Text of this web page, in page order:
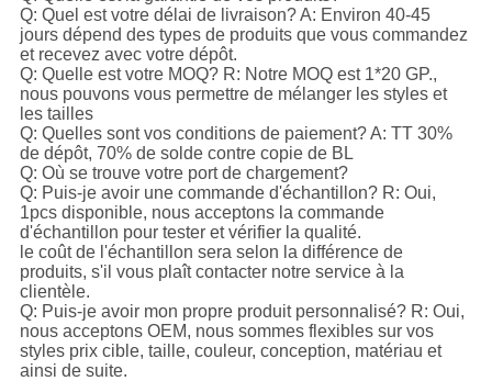
Q: Quel est votre délai de livraison? A: Environ 40-45
jours dépend des types de produits que vous commandez
et recevez avec votre dépôt.
Q: Quelle est votre MOQ? R: Notre MOQ est 1*20 GP.,
nous pouvons vous permettre de mélanger les styles et
les tailles
Q: Quelles sont vos conditions de paiement? A: TT 30%
de dépôt, 70% de solde contre copie de BL
Q: Où se trouve votre port de chargement?
Q: Puis-je avoir une commande d'échantillon? R: Oui,
1pcs disponible, nous acceptons la commande
d'échantillon pour tester et vérifier la qualité.
le coût de l'échantillon sera selon la différence de
produits, s'il vous plaît contacter notre service à la
clientèle.
Q: Puis-je avoir mon propre produit personnalisé? R: Oui,
nous acceptons OEM, nous sommes flexibles sur vos
styles prix cible, taille, couleur, conception, matériau et
ainsi de suite.